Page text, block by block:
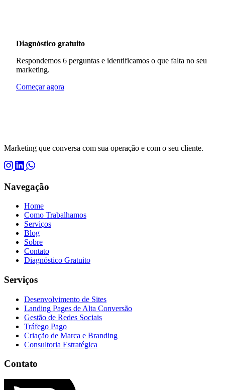
Diagnóstico gratuito
Respondemos 6 perguntas e identificamos o que falta no seu
marketing.
Começar agora
Marketing que conversa com sua operação e com o seu cliente.
Navegação
Home
Como Trabalhamos
Serviços
Blog
Sobre
Contato
Diagnóstico Gratuito
Serviços
Desenvolvimento de Sites
Landing Pages de Alta Conversão
Gestão de Redes Sociais
Tráfego Pago
Criação de Marca e Branding
Consultoria Estratégica
Contato